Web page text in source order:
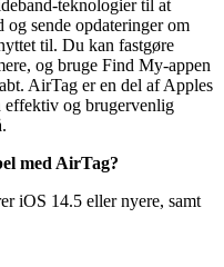
teknologier til at
sende opdateringer om
til. Du kan fastgøre
og bruge Find My-appen
AirTag er en del af Apples
effektiv og brugervenlig
med AirTag?
iOS 14.5 eller nyere, samt